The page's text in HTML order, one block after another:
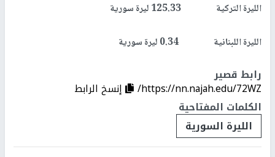
الليرة التركية 125.33 ليرة سورية
الليرة اللبنانية 0.34 ليرة سورية
رابط قصير
https://nn.najah.edu/72WZ/
إنسخ الرابط
الكلمات المفتاحية
الليرة السورية